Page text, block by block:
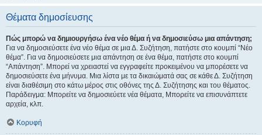
Θέματα δημοσίευσης
Πώς μπορώ να δημιουργήσω ένα νέο θέμα ή να δημοσιεύσω μια απάντηση;
Για να δημοσιεύσετε ένα νέο θέμα σε μια Δ. Συζήτηση, πατήστε στο κουμπί “Νέο
θέμα”. Για να δημοσιεύσετε μια απάντηση σε ένα θέμα, πατήστε στο κουμπί
“Απάντηση”. Μπορεί να χρειαστεί να εγγραφείτε προκειμένου να μπορέσετε να
δημοσιεύσετε ένα μήνυμα. Μια λίστα με τα δικαιώματά σας σε κάθε Δ. Συζήτηση
είναι διαθέσιμη στο κάτω μέρος στις οθόνες της Δ. Συζήτησης και του θέματος.
Παράδειγμα: Μπορείτε να δημοσιεύετε νέα θέματα, Μπορείτε να επισυνάπτετε
αρχεία, κλπ.
Κορυφή